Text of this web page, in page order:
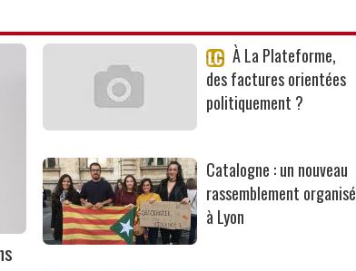
À La Plateforme,
des factures orientées
politiquement ?
Catalogne : un nouveau
rassemblement organisé
à Lyon